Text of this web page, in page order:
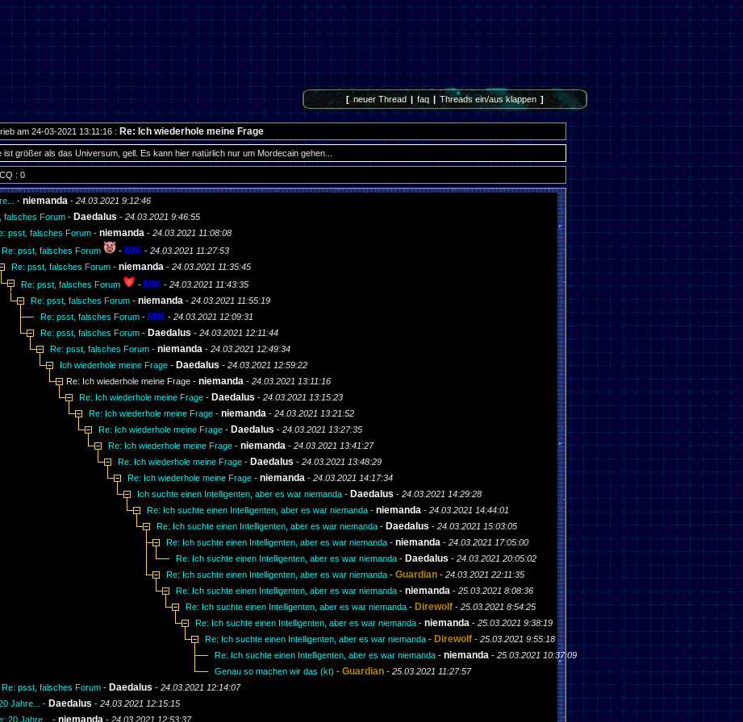
[ neuer Thread | faq | Threads ein/aus klappen ]
am 24-03-2021 13:11:16 : Re: Ich wiederhole meine Frage
ist größer als das Universum, gell. Es kann hier natürlich nur um Mordecain gehen...
: 0
- niemanda - 24.03.2021 9:12:46
falsches Forum- Daedalus - 24.03.2021 9:46:55
psst, falsches Forum- niemanda - 24.03.2021 11:08:08
Re: psst, falsches Forum
- MIK - 24.03.2021 11:27:53
Re: psst, falsches Forum- niemanda - 24.03.2021 11:35:45
Re: psst, falsches Forum
- MIK - 24.03.2021 11:43:35
Re: psst, falsches Forum- niemanda - 24.03.2021 11:55:19
Re: psst, falsches Forum- MIK - 24.03.2021 12:09:31
Re: psst, falsches Forum- Daedalus - 24.03.2021 12:11:44
Re: psst, falsches Forum- niemanda - 24.03.2021 12:49:34
Ich wiederhole meine Frage- Daedalus - 24.03.2021 12:59:22
Re: Ich wiederhole meine Frage - niemanda - 24.03.2021 13:11:16
Re: Ich wiederhole meine Frage- Daedalus - 24.03.2021 13:15:23
Re: Ich wiederhole meine Frage- niemanda - 24.03.2021 13:21:52
Re: Ich wiederhole meine Frage- Daedalus - 24.03.2021 13:27:35
Re: Ich wiederhole meine Frage- niemanda - 24.03.2021 13:41:27
Re: Ich wiederhole meine Frage- Daedalus - 24.03.2021 13:48:29
Re: Ich wiederhole meine Frage- niemanda - 24.03.2021 14:17:34
Ich suchte einen Intelligenten, aber es war niemanda- Daedalus - 24.03.2021 14:29:28
Re: Ich suchte einen Intelligenten, aber es war niemanda- niemanda - 24.03.2021 14:44:01
Re: Ich suchte einen Intelligenten, aber es war niemanda- Daedalus - 24.03.2021 15:03:05
Re: Ich suchte einen Intelligenten, aber es war niemanda- niemanda - 24.03.2021 17:05:00
Re: Ich suchte einen Intelligenten, aber es war niemanda- Daedalus - 24.03.2021 20:05:02
Re: Ich suchte einen Intelligenten, aber es war niemanda- Guardian- 24.03.2021 22:11:35
Re: Ich suchte einen Intelligenten, aber es war niemanda- niemanda - 25.03.2021 8:08:36
Re: Ich suchte einen Intelligenten, aber es war niemanda- Direwolf- 25.03.2021 8:54:25
Re: Ich suchte einen Intelligenten, aber es war niemanda- niemanda - 25.03.2021 9:38:19
Re: Ich suchte einen Intelligenten, aber es war niemanda- Direwolf- 25.03.2021 9:55:18
Re: Ich suchte einen Intelligenten, aber es war niemanda- niemanda - 25.03.2021 10:37:09
Genau so machen wir das (kt) - Guardian- 25.03.2021 11:27:57
Re: psst, falsches Forum- Daedalus - 24.03.2021 12:14:07
Jahre...
- Daedalus - 24.03.2021 12:15:15
20 Jahre...
- niemanda - 24.03.2021 12:53:37